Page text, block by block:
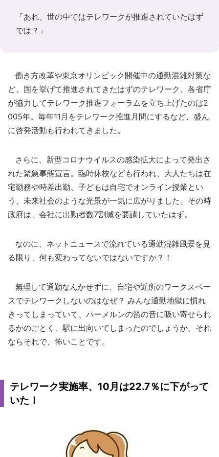
「あれ、世の中ではテレワークが推進されていたはず
では？」
働き方改革や東京オリンピック開催中の通勤混雑対策な
ど、国を挙げて推進されてきたはずのテレワーク。各省庁
が協力してテレワーク推進フォーラムを立ち上げたのは2
005年。毎年11月をテレワーク推進月間にするなど、盛ん
に啓発活動も行われてきました。
さらに、新型コロナウイルスの感染拡大によって発出さ
れた緊急事態宣言。臨時休校なども行われ、大人たちは在
宅勤務や時差出勤、子どもは自宅でオンライン授業とい
う、未来社会のような光景が一気に広がりました。その時
政府は、会社に出勤者数7割減を要請していたはず。
なのに、ネットニュースで流れている通勤混雑風景を見
る限り、何も変わってないではないですか？！
無理して通勤なんかせずに、自宅や近所のワークスペー
スでテレワークしないのはなぜ？ みんな通勤地獄に慣れ
きってしまっていて、ハーメルンの笛の音に吸い寄せられ
るかのごとく、駅に出向いてしまったのでしょうか。それ
ならそれで、怖いことです。
テレワーク実施率、10月は22.7％に下がって
いた！